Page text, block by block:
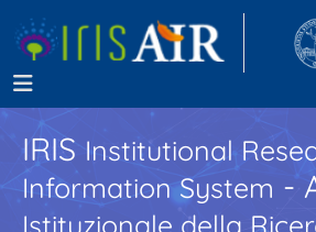
IRISInstitutional
Information System -
Istituzionale della